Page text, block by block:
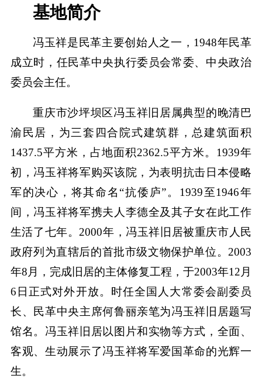
基地简介
冯玉祥是民革主要创始人之一，1948年民革
成立时，任民革中央执行委员会常委、中央政治
委员会主任。
重庆市沙坪坝区冯玉祥旧居属典型的晚清巴
渝民居，为三套四合院式建筑群，总建筑面积
1437.5平方米，占地面积2362.5平方米。1939年
初，冯玉祥将军购买该院，为表明抗击日本侵略
军的决心，将其命名“抗倭庐”。1939至1946年
间，冯玉祥将军携夫人李德全及其子女在此工作
生活了七年。2000年，冯玉祥旧居被重庆市人民
政府列为直辖后的首批市级文物保护单位。2003
年8月，完成旧居的主体修复工程，于2003年12月
6日正式对外开放。时任全国人大常委会副委员
长、民革中央主席何鲁丽亲笔为冯玉祥旧居题写
馆名。冯玉祥旧居以图片和实物等方式，全面、
客观、生动展示了冯玉祥将军爱国革命的光辉一
生。